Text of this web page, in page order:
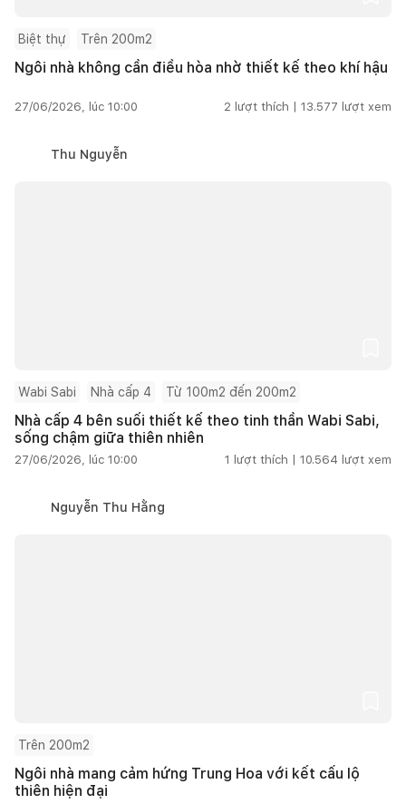
Biệt thự Trên 200m2
Ngôi nhà không cần điều hòa nhờ thiết kế theo khí hậu
27/06/2026, lúc 10:00 2 lượt thích | 13.577 lượt xem
Thu Nguyễn
Wabi Sabi Nhà cấp 4 Từ 100m2 đến 200m2
Nhà cấp 4 bên suối thiết kế theo tinh thần Wabi Sabi,
sống chậm giữa thiên nhiên
27/06/2026, lúc 10:00 1 lượt thích | 10.564 lượt xem
Nguyễn Thu Hằng
Trên 200m2
Ngôi nhà mang cảm hứng Trung Hoa với kết cấu lộ
thiên hiện đại